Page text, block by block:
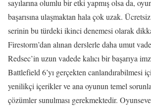
sayılarına olumlu bir etki yapmış olsa da,
başarısına ulaşmaktan hala çok uzak.
serinin bu türdeki ikinci denemesi olarak
Firestorm’dan alınan derslerle daha umut
Redsec’in uzun vadede kalıcı bir başarıya
Battlefield 6’yı gerçekten canlandırabilmesi
yenilikçi içerikler ve ana oyunun temel
çözümler sunulması gerekmektedir.